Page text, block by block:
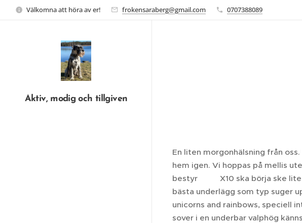
Välkomna att höra av er! frokensaraberg@gmail.com 0707388089
Aktiv, modig och tillgiven
En liten morgonhälsning från
hem igen. Vi hoppas på mellis
bestyr💩💩 X10 ska börja ske
bästa underlägg som typ suger
unicorns and rainbows, speciell
sover i en underbar valphög